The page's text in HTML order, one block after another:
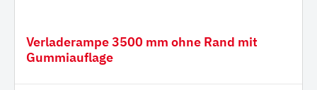
Verladerampe 3500 mm ohne Rand mit
Gummiauflage